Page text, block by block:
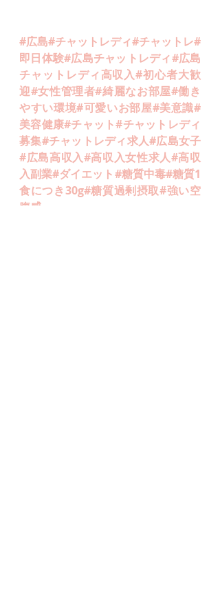
#広島#チャットレディ#チャットレ#
即日体験#広島チャットレディ#広島
チャットレディ高収入#初心者大歓
迎#女性管理者#綺麗なお部屋#働き
やすい環境#可愛いお部屋#美意識#
美容健康#チャット#チャットレディ
募集#チャットレディ求人#広島女子
#広島高収入#高収入女性求人#高収
入副業#ダイエット#糖質中毒#糖質1
食につき30g#糖質過剰摂取#強い空
腹感